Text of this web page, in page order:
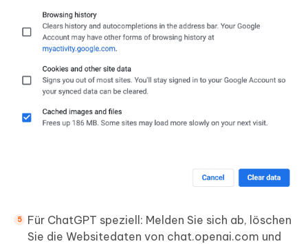
Für ChatGPT speziell: Melden Sie sich ab, löschen
Sie die Websitedaten von chat.openai.com und